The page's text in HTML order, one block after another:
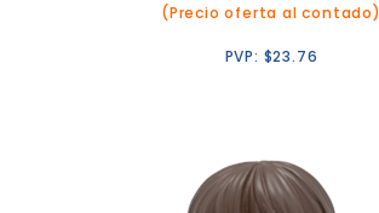
(Precio oferta al contado)
PVP: $23.76